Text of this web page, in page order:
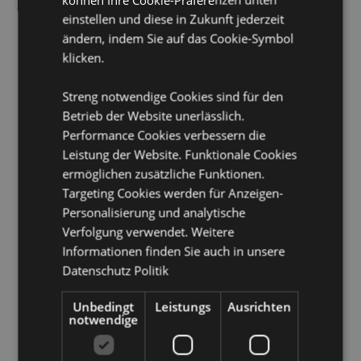
Herzegowina, Bulgarien, Kanada, Kanarische Inseln
(Spanien), Ceuta und Melilla, Korsika (Frankreich),
Kroatien, Zypern, Tschechische Republik, Dänemark,
Estland, Finnland (Festland), Frankreich (Festland),
Griechenland, Guadeloupe, Guernsey (Kanalinseln),
Heiliger Stuhl (Vatikanstadt), Hongkong, Ungarn,
Island, Irland, Isle of Man (Vereinigtes Königreich),
Italien (Festland), Jersey (Kanalinseln), Jordanien,
Kosovo, Kuwait, Lettland, Liechtenstein, Litauen,
Luxemburg, Nordmazedonien, Madeira (Portugal),
Malta, Martinique, Mayotte, Moldawien, Monaco,
Montenegro, Niederlande, Norwegen, Palästina,
Polen, Portugal (Festland), Katar, Réunion, Rumänien,
Saint-Martin (französischer Teil), San Marino, Serbien,
Sizilien (Italien), Singapur, Slowakei, Slowenien,
Spanien (Festland), Schweden, Schweiz, Ukraine,
(Festland), Vereinigtes Königreich (Nordirland,
Highlands und Inseln)
Produkttressourcen:
einstellen und diese in Zukunft jederzeit
ändern, indem Sie auf das Cookie-Symbol
klicken.
Streng notwendige Cookies sind für den
Betrieb der Website unerlässlich.
Performance Cookies verbessern die
Leistung der Website. Funktionale Cookies
ermöglichen zusätzliche Funktionen.
Targeting Cookies werden für Anzeigen-
Personalisierung und analytische
Verfolgung verwendet. Weitere
Informationen finden Sie auch in unsere
Datenschutz Politik
Unbedingt
notwendige
Leistungs Ausrichten